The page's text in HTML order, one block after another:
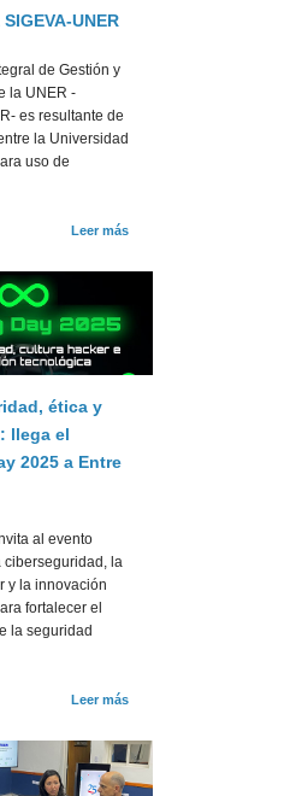
UNER
de Gestión y
la UNER -
es resultante de
la Universidad
uso de
Leer más
ética y
llega el
2025 a Entre
al evento
ciberseguridad, la
y la innovación
fortalecer el
la seguridad
Leer más